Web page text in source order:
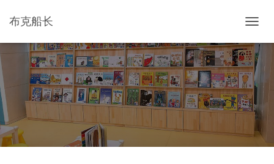
布克船长
换
导
航